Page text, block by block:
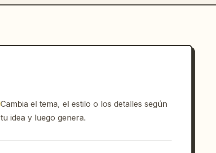
Cambia el tema, el estilo o los detalles según
tu idea y luego genera.